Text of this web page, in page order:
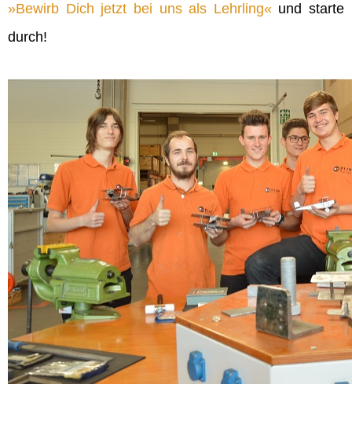
Bewirb Dich jetzt bei uns als Lehrling und starte
durch!